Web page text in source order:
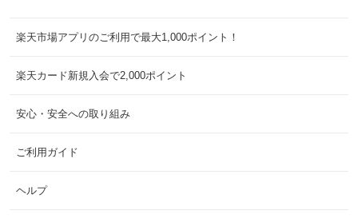
楽天市場アプリのご利用で最大1,000ポイント！
楽天カード新規入会で2,000ポイント
安心・安全への取り組み
ご利用ガイド
ヘルプ